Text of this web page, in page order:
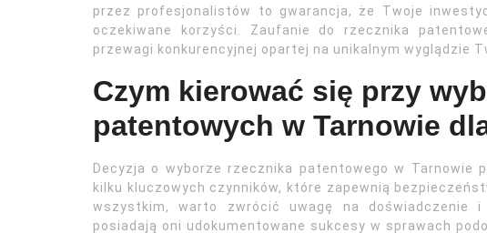
przez profesjonalistów to gwarancja, że Twoje
oczekiwane korzyści. Zaufanie do rzecznika
przewagi konkurencyjnej opartej na unikalnym wyglądzie
Czym kierować się przy
patentowych w Tarnowie
Decyzja o wyborze rzecznika patentowego w Tarnowie
kilku kluczowych czynników, które zapewnią
wszystkim, warto zwrócić uwagę na doświadczenie
posiadają oni udokumentowane sukcesy w sprawach